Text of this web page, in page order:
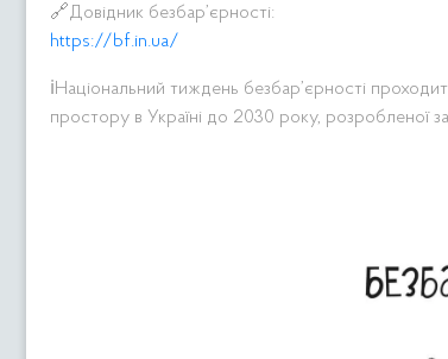
🔗Довідник безбар’єрності:
https://bf.in.ua/
ℹ️Національний тиждень безбар’єрності
простору в Україні до 2030 року, розробленої